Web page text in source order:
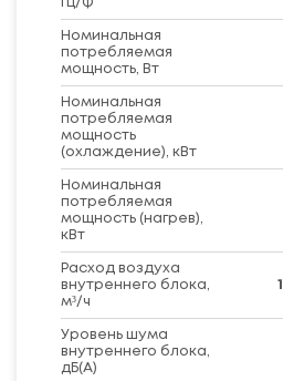
Номинальная
потребляемая
мощность, Вт
Номинальная
потребляемая
мощность
(охлаждение), кВт
Номинальная
потребляемая
мощность (нагрев),
кВт
Расход воздуха
внутреннего блока,
м³/ч
Уровень шума
внутреннего блока,
дБ(А)